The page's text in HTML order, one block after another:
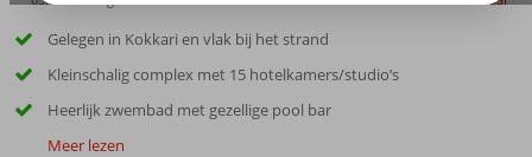
Gelegen in Kokkari en vlak bij het strand
Kleinschalig complex met 15 hotelkamers/studio’s
Heerlijk zwembad met gezellige pool bar
Meer lezen